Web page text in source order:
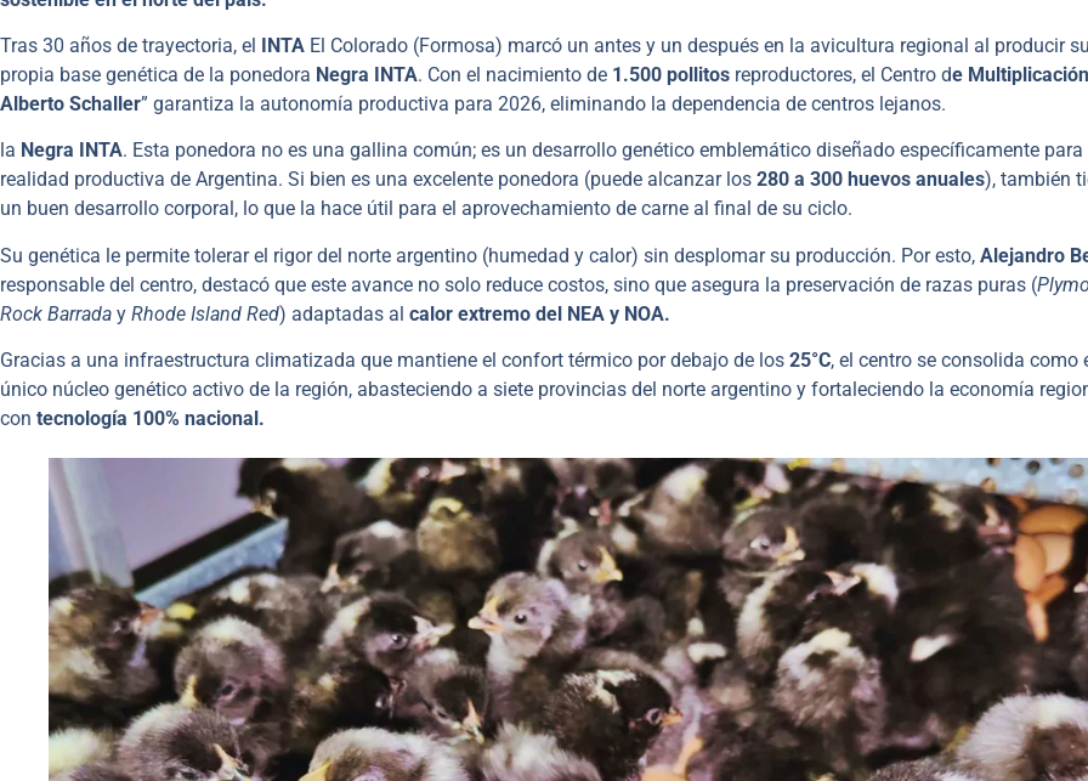
Tras 30 años de trayectoria, el INTA El Colorado (Formosa) marcó un antes y un después en la avicultura regional al producir su
propia base genética de la ponedora Negra INTA. Con el nacimiento de 1.500 pollitos reproductores, el Centro de
Alberto Schaller” garantiza la autonomía productiva para 2026, eliminando la dependencia de centros lejanos.
la Negra INTA. Esta ponedora no es una gallina común; es un desarrollo genético emblemático diseñado específicamente para
realidad productiva de Argentina. Si bien es una excelente ponedora (puede alcanzar los 280 a 300 huevos anuales), también
un buen desarrollo corporal, lo que la hace útil para el aprovechamiento de carne al final de su ciclo.
Su genética le permite tolerar el rigor del norte argentino (humedad y calor) sin desplomar su producción. Por esto, Alejandro
responsable del centro, destacó que este avance no solo reduce costos, sino que asegura la preservación de razas puras (
Rock Barrada y Rhode Island Red) adaptadas al calor extremo del NEA y NOA.
Gracias a una infraestructura climatizada que mantiene el confort térmico por debajo de los 25°C, el centro se consolida como
único núcleo genético activo de la región, abasteciendo a siete provincias del norte argentino y fortaleciendo la economía
con tecnología 100% nacional.